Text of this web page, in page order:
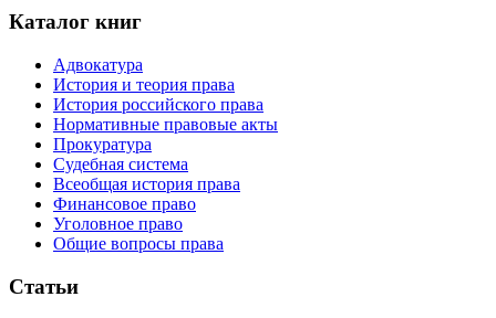
Каталог книг
Адвокатура
История и теория права
История российского права
Нормативные правовые акты
Прокуратура
Судебная система
Всеобщая история права
Финансовое право
Уголовное право
Общие вопросы права
Статьи